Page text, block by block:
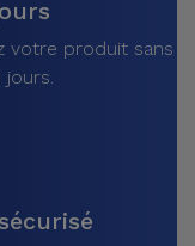
votre produit sans